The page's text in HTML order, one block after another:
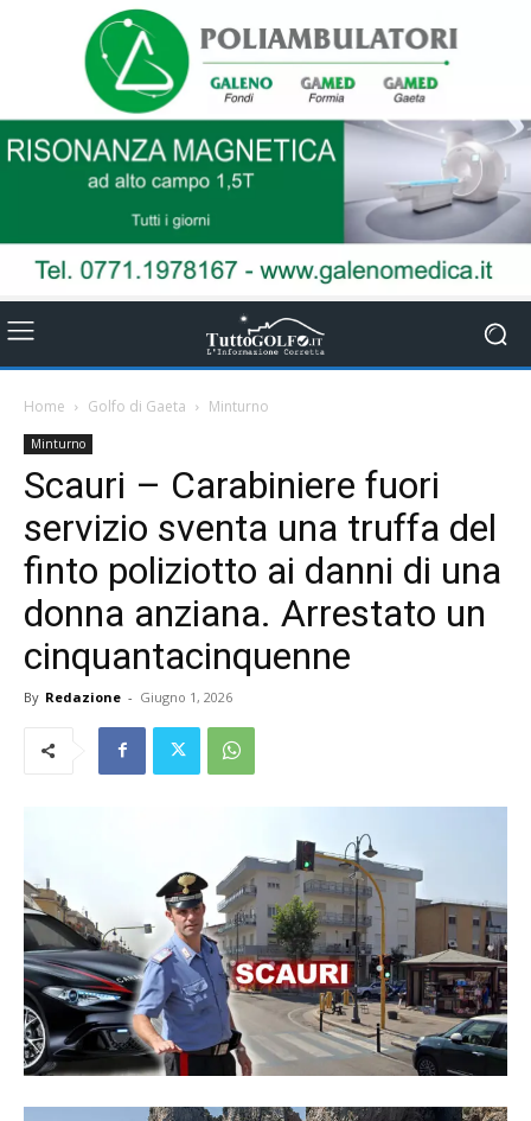
Home Golfo di Gaeta Minturno
Minturno
Scauri – Carabiniere fuori
servizio sventa una truffa del
finto poliziotto ai danni di una
donna anziana. Arrestato un
cinquantacinquenne
By Redazione - Giugno 1, 2026